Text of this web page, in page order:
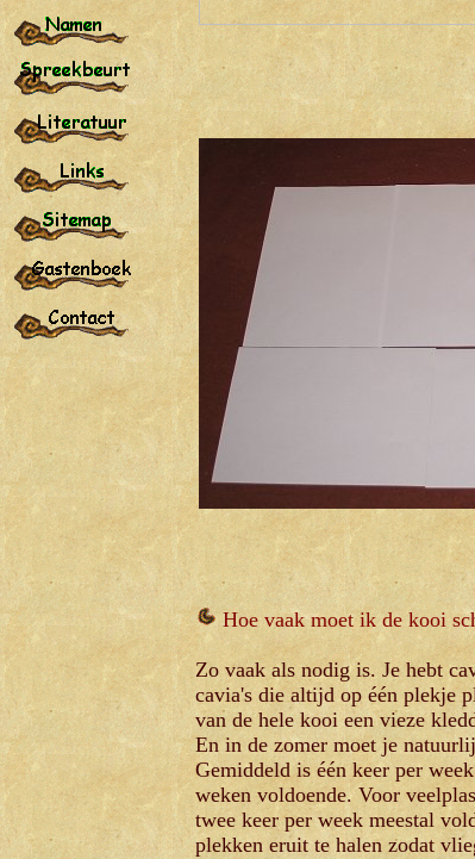
Hoe vaak moet ik de kooi
Zo vaak als nodig is. Je hebt
cavia's die altijd op één plekje
van de hele kooi een vieze
En in de zomer moet je
Gemiddeld is één keer per
weken voldoende. Voor
twee keer per week meestal
plekken eruit te halen zodat